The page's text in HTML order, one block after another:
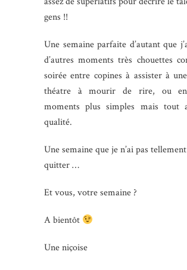
gens !!
Une semaine parfaite d’autant que
d’autres moments très chouettes
soirée entre copines à assister à
théatre à mourir de rire, ou
moments plus simples mais tout
qualité.
Une semaine que je n’ai pas
quitter …
Et vous, votre semaine ?
A bientôt
Une niçoise